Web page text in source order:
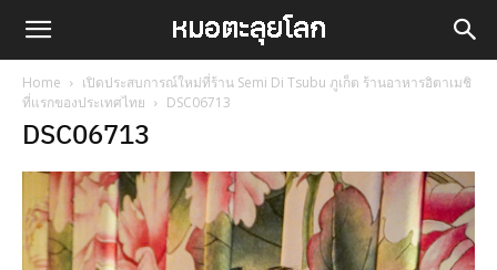
Home
เปิดประสบการณ์ใหม่ที่ร้าน Semi Di Tsubu ภูเก็ต ร้านอาหารอิตาเมชิ
ที่แรกของประเทศไทย
DSC06713
DSC06713